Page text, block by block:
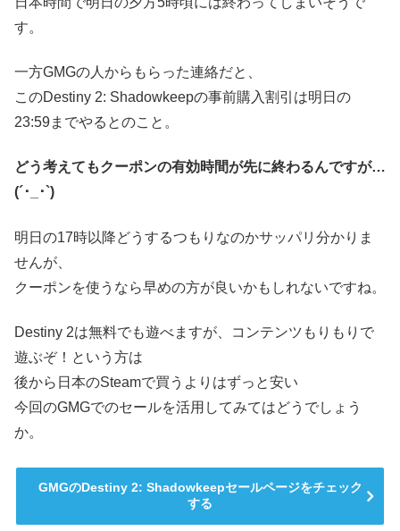
す。
一方GMGの人からもらった連絡だと、
このDestiny 2: Shadowkeepの事前購入割引は明日の
23:59までやるとのこと。
どう考えてもクーポンの有効時間が先に終わるんですが…
(´･_･`)
明日の17時以降どうするつもりなのかサッパリ分かりま
せんが、
クーポンを使うなら早めの方が良いかもしれないですね。
Destiny 2は無料でも遊べますが、コンテンツもりもりで
遊ぶぞ！という方は
後から日本のSteamで買うよりはずっと安い
今回のGMGでのセールを活用してみてはどうでしょう
か。
GMGのDestiny 2: Shadowkeepセールページをチェック
する